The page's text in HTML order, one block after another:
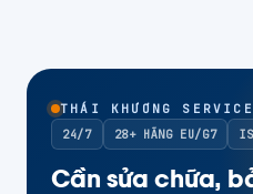
THÁI KHƯƠNG
24/7
28+ HÃNG EU/G7
Cần sửa chữa,